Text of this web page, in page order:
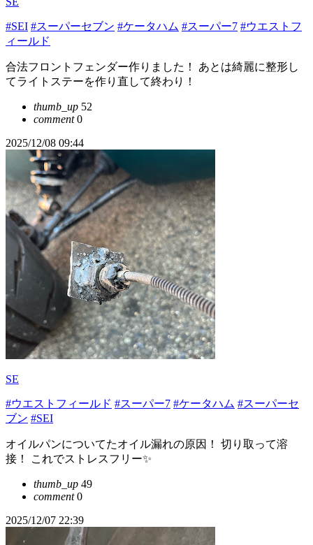
#SEI #スーパーセブン #ケータハム #スーパー7 #ウエストフ
ィールド
合法フロントフェンダー作りました！ あとは綺麗に整形し
てライトステーを作り直して終わり！
thumb_up 52
comment0
2025/12/08 09:44
SE
#ウエストフィールド #スーパー7 #ケータハム #スーパーセ
ブン #SEI
オイルパンについてたオイル漏れの原因！ 切り取って溶
接！ これでストレスフリー✨
thumb_up 49
comment0
2025/12/07 22:39